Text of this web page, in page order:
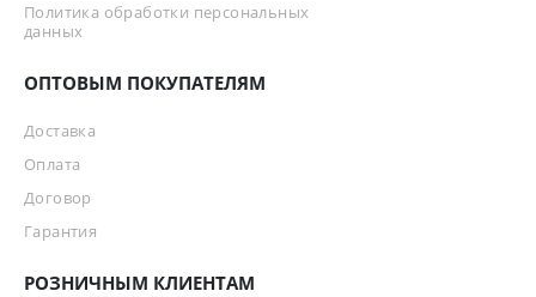
Политика обработки персональных
данных
ОПТОВЫМ ПОКУПАТЕЛЯМ
Доставка
Оплата
Договор
Гарантия
РОЗНИЧНЫМ КЛИЕНТАМ